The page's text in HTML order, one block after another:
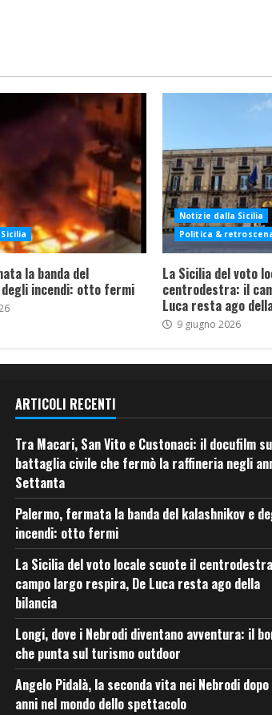
la banda del
degli incendi: otto fermi
Notizie dalla Sicilia
Politica &
La Sicilia del voto
centrodestra: il
Luca resta ago
9 giugno 2026
ARTICOLI RECENTI
Tra Macari, San Vito e Custonaci: il docufilm
battaglia civile che fermò la raffineria negli
Settanta
Palermo, fermata la banda del kalashnikov e
incendi: otto fermi
La Sicilia del voto locale scuote il
campo largo respira, De Luca resta ago della
bilancia
Longi, dove i Nebrodi diventano avventura: il
che punta sul turismo outdoor
Angelo Pidalà, la seconda vita nei Nebrodi dopo
anni nel mondo dello spettacolo